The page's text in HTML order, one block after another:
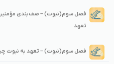
فصل سوم(نبوت) – صف‌بندی
تعهد
فصل سوم(نبوت) – تعهد به نبوت